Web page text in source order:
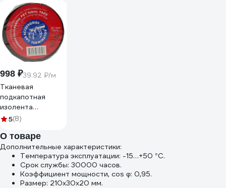
998 ₽39.92 ₽/м
Тканевая
подкапотная
изолента
Terminator Izt
25м, толщина
0,25мм 2000832
5(8)
О товаре
Дополнительные характеристики:
Температура эксплуатации: -15…+50 °С.
Срок службы: 30000 часов.
Коэффициент мощности, cos φ: 0,95.
Размер: 210х30х20 мм.